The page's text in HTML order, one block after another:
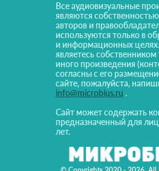
Все аудиовизуальные
являются
авторов и
используются только в
и информационных
являетесь собственником
иного произведения
согласны с его
сайте, пожалуйста,
info@microbius.ru .
Сайт может содержать
предназначенный для
лет.